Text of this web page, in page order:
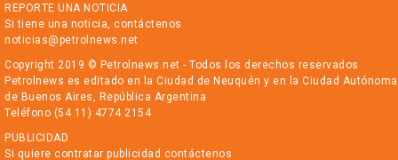
REPORTE UNA NOTICIA
Si tiene una noticia, contáctenos
noticias@petrolnews.net
Copyright 2019 © Petrolnews.net - Todos los derechos reservados
Petrolnews es editado en la Ciudad de Neuquén y en la Ciudad Autónoma
de Buenos Aires, República Argentina
Teléfono (54 11) 4774 2154
PUBLICIDAD
Si quiere contratar publicidad contáctenos